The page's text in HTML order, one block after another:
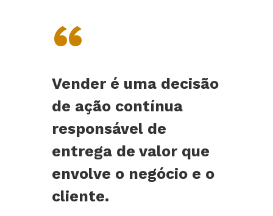
“
Vender é uma decisão
de ação contínua
responsável de
entrega de valor que
envolve o negócio e o
cliente.